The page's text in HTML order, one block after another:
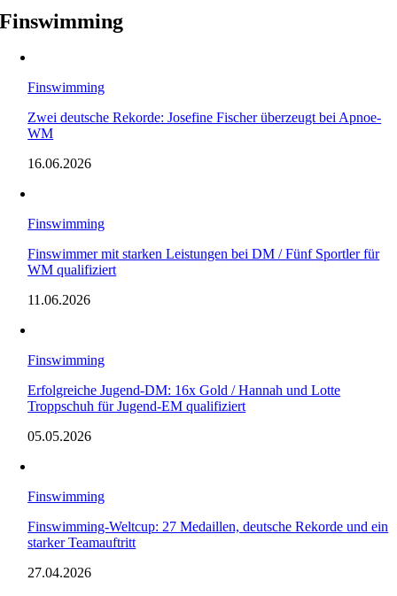
Finswimming
Finswimming
Zwei deutsche Rekorde: Josefine Fischer überzeugt bei Apnoe-
WM
16.06.2026
Finswimming
Finswimmer mit starken Leistungen bei DM / Fünf Sportler für
WM qualifiziert
11.06.2026
Finswimming
Erfolgreiche Jugend-DM: 16x Gold / Hannah und Lotte
Troppschuh für Jugend-EM qualifiziert
05.05.2026
Finswimming
Finswimming-Weltcup: 27 Medaillen, deutsche Rekorde und ein
starker Teamauftritt
27.04.2026